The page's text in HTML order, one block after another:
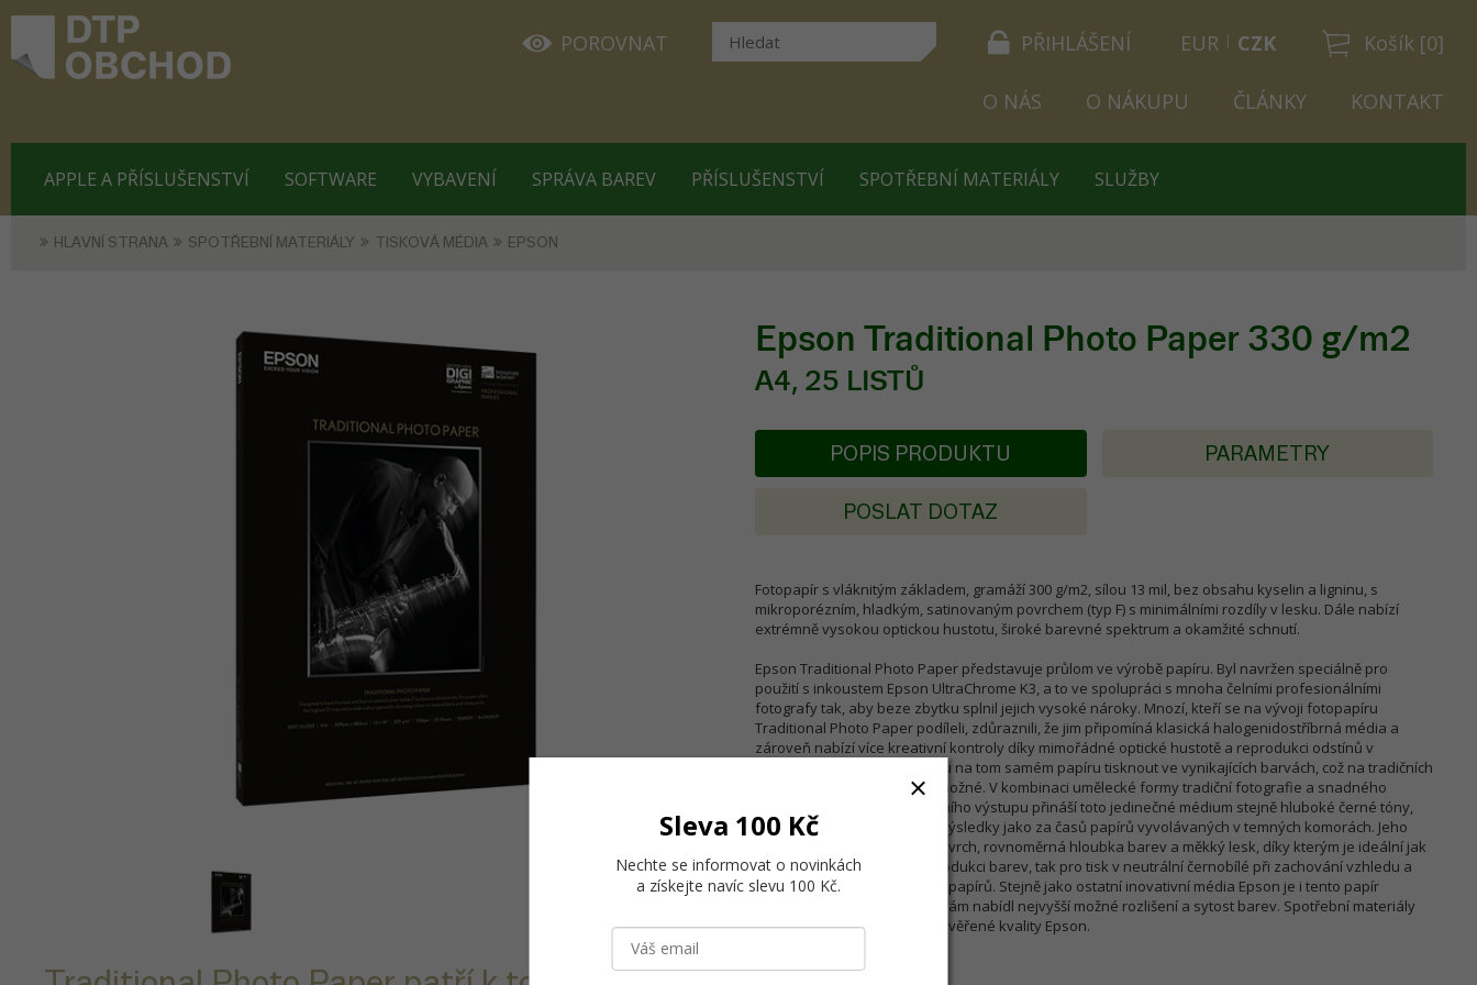
PŘIHLÁŠENÍ Košík [0]
POROVNAT EUR CZK
O NÁS O NÁKUPU ČLÁNKY KONTAKT
APPLE A PŘÍSLUŠENSTVÍ SOFTWARE VYBAVENÍ SPRÁVA BAREV PŘÍSLUŠENSTVÍ SPOTŘEBNÍ MATERIÁLY SLUŽBY
HLAVNÍ STRANA SPOTŘEBNÍ MATERIÁLY TISKOVÁ MÉDIA EPSON
Epson Traditional Photo Paper 330 g/m2
A4, 25 LISTŮ
POPIS PRODUKTU PARAMETRY
POSLAT DOTAZ
Fotopapír s vláknitým základem, gramáží 300 g/m2, sílou 13 mil, bez obsahu kyselin a ligninu, s
mikroporézním, hladkým, satinovaným povrchem (typ F) s minimálními rozdíly v lesku. Dále nabízí
extrémně vysokou optickou hustotu, široké barevné spektrum a okamžité schnutí.
Epson Traditional Photo Paper představuje průlom ve výrobě papíru. Byl navržen speciálně pro
použití s inkoustem Epson UltraChrome K3, a to ve spolupráci s mnoha čelními profesionálními
fotografy tak, aby beze zbytku splnil jejich vysoké nároky. Mnozí, kteří se na vývoji fotopapíru
Traditional Photo Paper podíleli, zdůraznili, že jim připomíná klasická halogenidostříbrná média a
zároveň nabízí více kreativní kontroly díky mimořádné optické hustotě a reprodukci odstínů v
černobílé. Kromě toho mohou na tom samém papíru tisknout ve vynikajících barvách, což na tradičních
vláknitých papírech nebylo možné. V kombinaci umělecké formy tradiční fotografie a snadného
zpracování a obsluhy digitálního výstupu přináší toto jedinečné médium stejně hluboké černé tóny,
jemné přechody a trvanlivé výsledky jako za časů papírů vyvolávaných v temných komorách. Jeho
vláknitý základ zdobí plný povrch, rovnoměrná hloubka barev a měkký lesk, díky kterým je ideální jak
pro skutečně vybranou reprodukci barev, tak pro tisk v neutrální černobílé při zachování vzhledu a
půvabu tradičních vláknitých papírů. Stejně jako ostatní inovativní média Epson je i tento papír
navržen a vyroben tak, aby vám nabídl nejvyšší možné rozlišení a sytost barev. Spotřební materiály
Epson jsou vždy zárukou prověřené kvality Epson.
Sleva 100 Kč
Nechte se informovat o novinkách
a získejte navíc slevu 100 Kč.